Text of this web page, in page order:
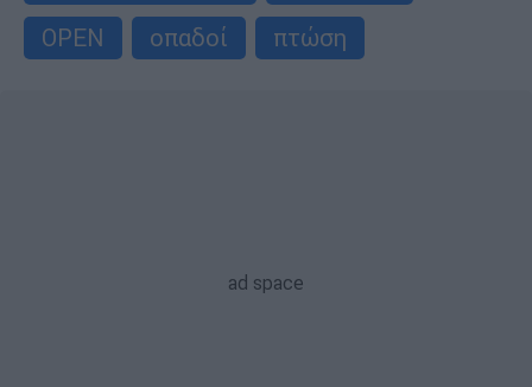
OPEN
οπαδοί πτώση